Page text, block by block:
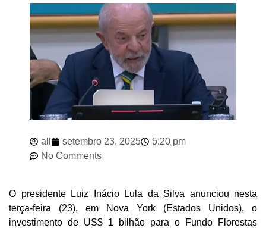
all setembro 23, 2025
5:20 pm
No Comments
O presidente Luiz Inácio Lula da Silva anunciou nesta
terça-feira (23), em Nova York (Estados Unidos), o
investimento de US$ 1 bilhão para o Fundo Florestas